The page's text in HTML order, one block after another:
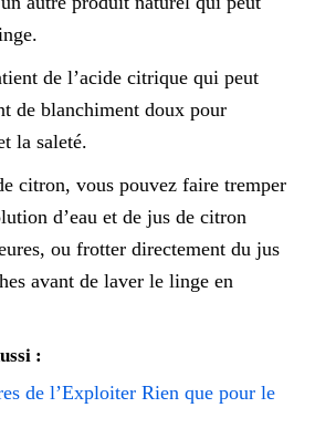
de l’acide citrique qui peut
de blanchiment doux pour
la saleté.
citron, vous pouvez faire tremper
d’eau et de jus de citron
ou frotter directement du jus
avant de laver le linge en
:
de l’Exploiter Rien que pour le